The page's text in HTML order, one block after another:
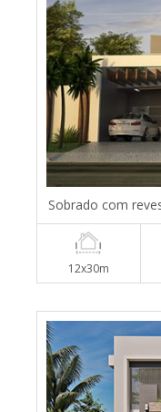
Sobrado com
12x30m